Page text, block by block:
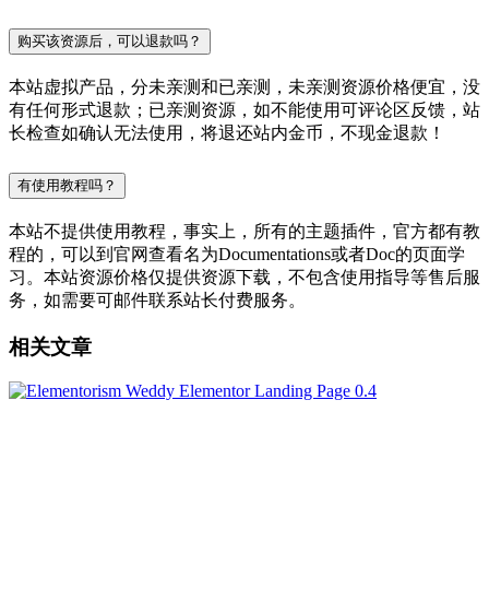
购买该资源后，可以退款吗？
本站虚拟产品，分未亲测和已亲测，未亲测资源价格便宜，没
有任何形式退款；已亲测资源，如不能使用可评论区反馈，站
长检查如确认无法使用，将退还站内金币，不现金退款！
有使用教程吗？
本站不提供使用教程，事实上，所有的主题插件，官方都有教
程的，可以到官网查看名为Documentations或者Doc的页面学
习。本站资源价格仅提供资源下载，不包含使用指导等售后服
务，如需要可邮件联系站长付费服务。
相关文章